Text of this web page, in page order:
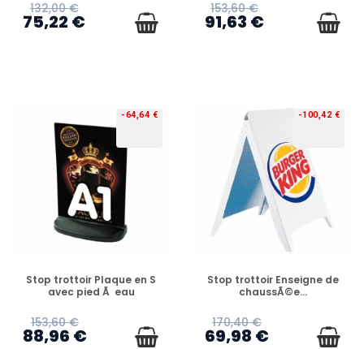
132,00 €
75,22 €
153,60 €
91,63 €
-64,64 €
PRÉCOMMANDE
Stop trottoir Plaque en S
avec pied Ã eau
153,60 €
88,96 €
-100,42 €
PRÉCOMMANDE
Stop trottoir Enseigne de
chaussÃ©e...
170,40 €
69,98 €